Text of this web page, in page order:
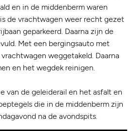
en in de middenberm waren
de vrachtwagen weer recht gezet
geparkeerd. Daarna zijn de
Met een bergingsauto met
weggetakeld. Daarna
en het wegdek reinigen.
van de geleiderail en het asfalt en
die in de middenberm zijn
na de avondspits.